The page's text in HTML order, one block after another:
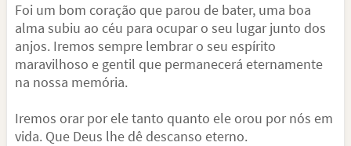
Foi um bom coração que parou de bater, uma boa
alma subiu ao céu para ocupar o seu lugar junto dos
anjos. Iremos sempre lembrar o seu espírito
maravilhoso e gentil que permanecerá eternamente
na nossa memória.
Iremos orar por ele tanto quanto ele orou por nós em
vida. Que Deus lhe dê descanso eterno.